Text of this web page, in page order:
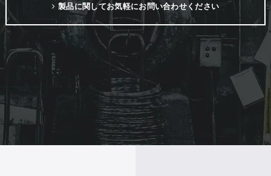
製品に関してお気軽にお問い合わせください